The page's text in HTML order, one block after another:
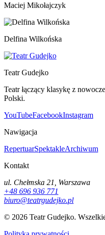
Maciej Mikołajczyk
Delfina Wilkońska
Teatr Gudejko
Teatr łączący klasykę z
Polski.
YouTubeFacebookInstagram
Nawigacja
RepertuarSpektakleArchiwum
Kontakt
ul. Chełmska 21, Warszawa
+48 696 936 771
biuro@teatrgudejko.pl
© 2026 Teatr Gudejko.